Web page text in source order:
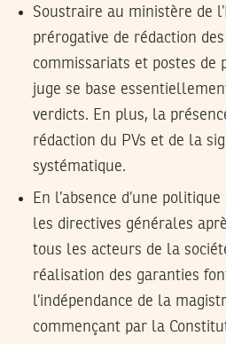
Soustraire au ministère de
prérogative de rédaction
commissariats et postes de
juge se base
verdicts. En plus, la
rédaction du PVs et de la
systématique.
En l’absence d’une
les directives générales
tous les acteurs de la
réalisation des garanties
l’indépendance de la
commençant par la